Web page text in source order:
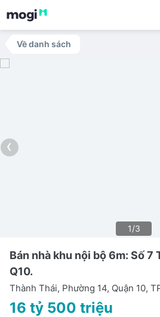
Về danh sách
‹
1/3
Bán nhà khu nội bộ 6m: Số 7
Q10.
Thành Thái, Phường 14, Quận 10,
16 tỷ 500 triệu